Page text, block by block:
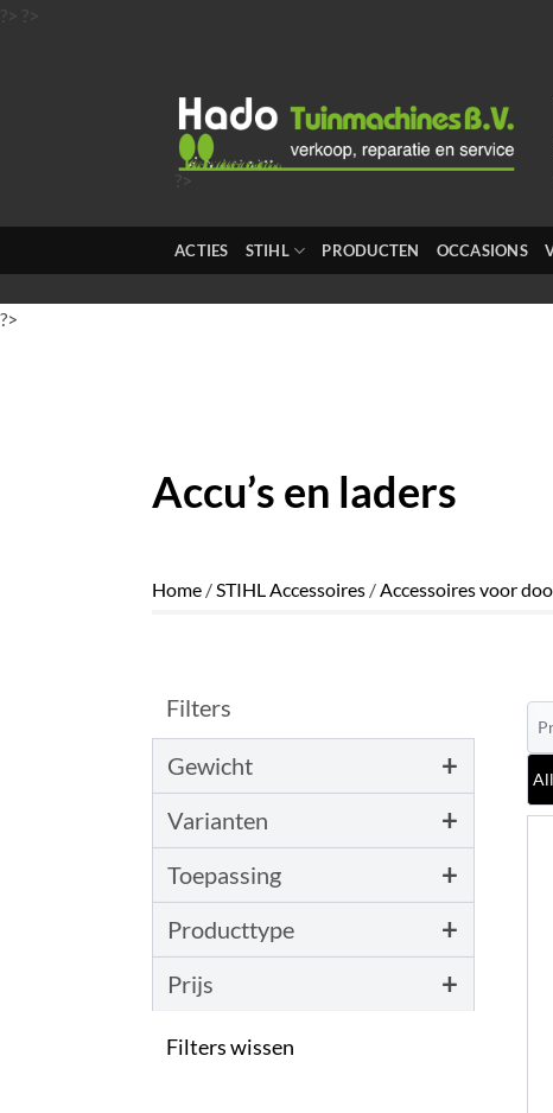
?> ?>
?>
ACTIES STIHL PRODUCTEN OCCASIONS
?>
Accu’s en laders
Home / STIHL Accessoires / Accessoires voor
Filters
Gewicht +
Varianten +
Toepassing +
Producttype +
Prijs +
Filters wissen